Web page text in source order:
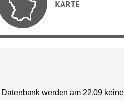
KARTE
werden am 22.09 keine